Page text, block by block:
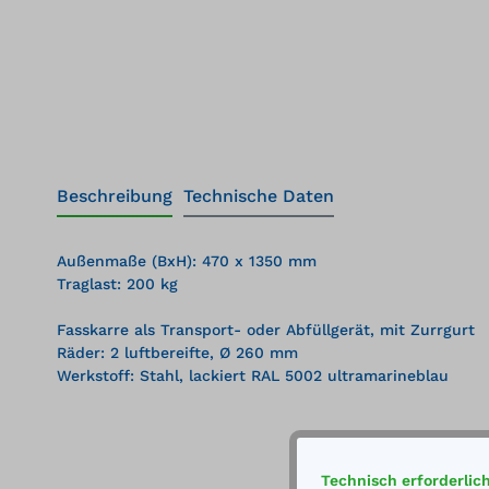
Beschreibung Technische Daten
Außenmaße (BxH): 470 x 1350 mm
Traglast: 200 kg
Fasskarre als Transport- oder Abfüllgerät, mit Zurrgurt
Räder: 2 luftbereifte, Ø 260 mm
Werkstoff: Stahl, lackiert RAL 5002 ultramarineblau
Technisch